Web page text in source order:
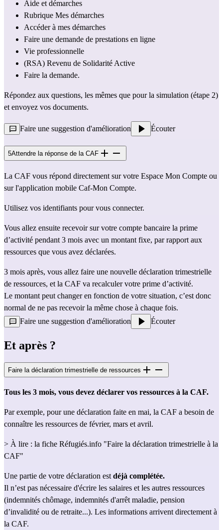
Aide et démarches
Rubrique Mes démarches
Accéder à mes démarches
Faire une demande de prestations en ligne
Vie professionnelle
(RSA) Revenu de Solidarité Active
Faire la demande.
Répondez aux questions, les mêmes que pour la simulation (étape 2)
et envoyez vos documents.
Faire une suggestion d'amélioration Écouter
5Attendre la réponse de la CAF
La CAF vous répond directement sur votre Espace Mon Compte ou
sur l'application mobile Caf-Mon Compte.
Utilisez vos identifiants pour vous connecter.
Vous allez ensuite recevoir sur votre compte bancaire la prime
d’activité pendant 3 mois avec un montant fixe, par rapport aux
ressources que vous avez déclarées.
3 mois après, vous allez faire une nouvelle déclaration trimestrielle
de ressources, et la CAF va recalculer votre prime d’activité.
Le montant peut changer en fonction de votre situation, c’est donc
normal de ne pas recevoir la même chose à chaque fois.
Faire une suggestion d'amélioration
Écouter
Et après ?
Faire la déclaration trimestrielle de ressources
Tous les 3 mois, vous devez déclarer vos ressources à la CAF.
Par exemple, pour une déclaration faite en mai, la CAF a besoin de
connaître les ressources de février, mars et avril.
> À lire : la fiche Réfugiés.info "Faire la déclaration trimestrielle à la
CAF"
Une partie de votre déclaration est déjà complétée.
Il n’est pas nécessaire d'écrire les salaires et les autres ressources
(indemnités chômage, indemnités d'arrêt maladie, pension
d’invalidité ou de retraite...). Les informations arrivent directement à
la CAF.